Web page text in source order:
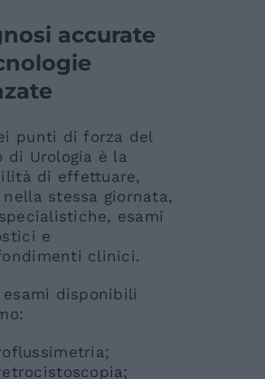
accurate
punti di forza del
di Urologia è la
di effettuare,
nella stessa giornata,
esami
e
clinici.
esami disponibili